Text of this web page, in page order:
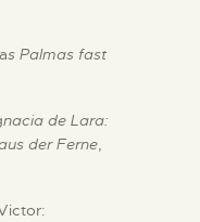
s Palmas fast
nacia de Lara:
der Ferne,